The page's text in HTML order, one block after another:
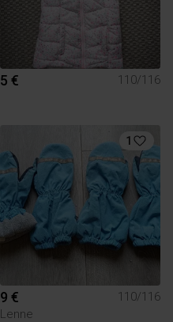
5 € 110/116
1
9 €
110/116
Lenne